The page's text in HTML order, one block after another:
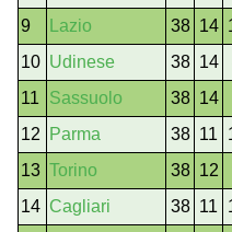
9
Lazio 38 14
10 Udinese 38 14
11
Sassuolo 38 14
12
Parma 38 11
13 Torino 38 12
14 Cagliari 38 11